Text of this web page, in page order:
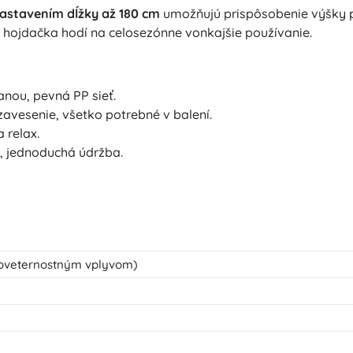
dĺžky až 180 cm umožňujú prispôsobenie
hodí na celosezónne vonkajšie používanie.
pevná PP sieť.
všetko potrebné v balení.
relax.
jednoduchá údržba.
vplyvom)